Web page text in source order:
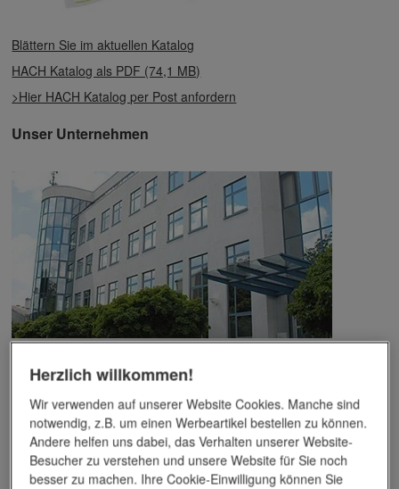
Blättern Sie im aktuellen Katalog
HACH Katalog als PDF (74,1 MB)
>Hier HACH Katalog per Post anfordern
Unser Unternehmen
Bereich der Werbemittelveredelung und im Werbeartikel-Markt.
Dieses Wissen kommt unseren Kunden tagtäglich zugute,
insbesondere wenn es um professionellenWerbedruckund
andere Veredelungsverfahren geht.
Unser Service
Herzlich willkommen!
Wir verwenden auf unserer Website Cookies. Manche sind
notwendig, z.B. um einen Werbeartikel bestellen zu können.
Andere helfen uns dabei, das Verhalten unserer Website-
Besucher zu verstehen und unsere Website für Sie noch
besser zu machen. Ihre Cookie-Einwilligung können Sie